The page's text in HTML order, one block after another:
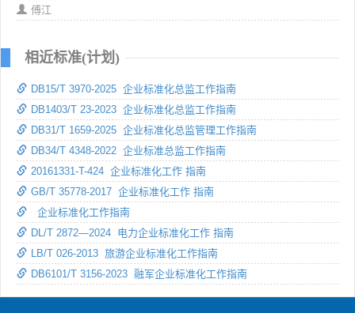
傅江
相近标准(计划)
DB15/T 3970-2025 企业标准化总监工作指南
DB1403/T 23-2023 企业标准化总监工作指南
DB31/T 1659-2025 企业标准化总监管理工作指南
DB34/T 4348-2022 企业标准总监工作指南
20161331-T-424 企业标准化工作 指南
GB/T 35778-2017 企业标准化工作 指南
企业标准化工作指南
DL/T 2872—2024 电力企业标准化工作 指南
LB/T 026-2013 旅游企业标准化工作指南
DB6101/T 3156-2023 融军企业标准化工作指南